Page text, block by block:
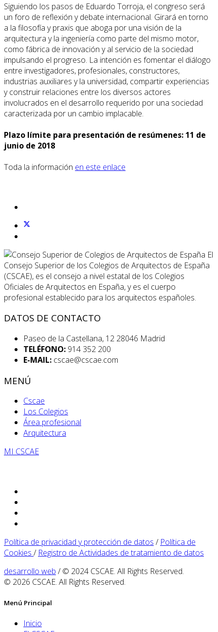
Siguiendo los pasos de Eduardo Torroja, el congreso será
un foro de reflexión y debate internacional. Girará en torno
a la filosofía y praxis que aboga por una visión de la
arquitectura y la ingeniería como parte del mismo motor,
como fábrica de innovación y al servicio de la sociedad
impulsando el progreso. La intención es fomentar el diálogo
entre investigadores, profesionales, constructores,
industrias auxiliares y la universidad, compartir experiencias
y construir relaciones entre los diversos actores
involucrados en el desarrollo requerido por una sociedad
caracterizada por un cambio implacable.
Plazo límite para presentación de resúmenes: 11 de
junio de 2018
Toda la información en este enlace
El
Consejo Superior de los Colegios de Arquitectos de España
(CSCAE), es el consejo a nivel estatal de los Colegios
Oficiales de Arquitectos en España, y es el cuerpo
profesional establecido para los arquitectos españoles.
DATOS DE CONTACTO
Paseo de la Castellana, 12 28046 Madrid
TELÉFONO: 914 352 200
E-MAIL: cscae@cscae.com
MENÚ
Cscae
Los Colegios
Área profesional
Arquitectura
MI CSCAE
Política de privacidad y protección de datos / Política de
Cookies / Registro de Actividades de tratamiento de datos
desarrollo web / © 2024 CSCAE. All Rights Reserved.
© 2026 CSCAE. All Rights Reserved.
Menú Principal
Inicio